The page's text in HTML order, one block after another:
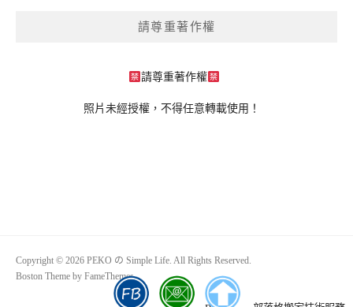
請尊重著作權
請尊重著作權
照片未經授權，不得任意轉載使用！
Copyright © 2026 PEKO の Simple Life. All Rights Reserved.
Boston Theme by FameThemes